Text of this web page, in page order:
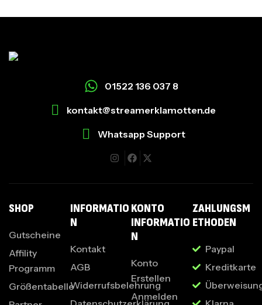
01522 136 037 8
kontakt@streamerklamotten.de
Whatsapp Support
SHOP
Gutscheine
Affility
Programm
Größentabelle
INFORMATIO
N
Kontakt
AGB
Widerrufsbelehrung
KONTO
INFORMATIO
N
Konto
Erstellen
Anmelden
ZAHLUNGSM
ETHODEN
Paypal
Kreditkarte